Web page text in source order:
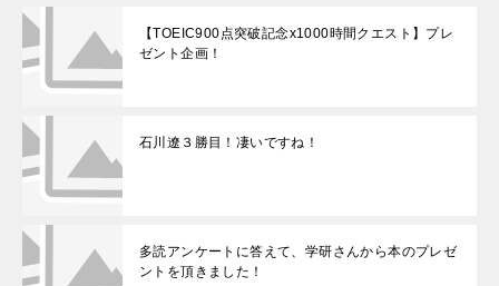
【TOEIC900点突破記念x1000時間クエスト】プレ
ゼント企画！
石川遼３勝目！凄いですね！
多読アンケートに答えて、学研さんから本のプレゼ
ントを頂きました！